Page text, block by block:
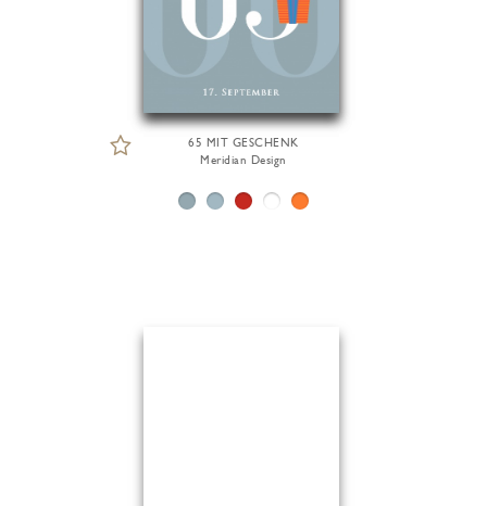
65 MIT GESCHENK
Meridian Design